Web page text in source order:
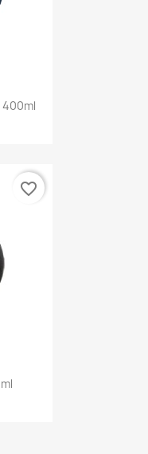
400ml
favorite_border